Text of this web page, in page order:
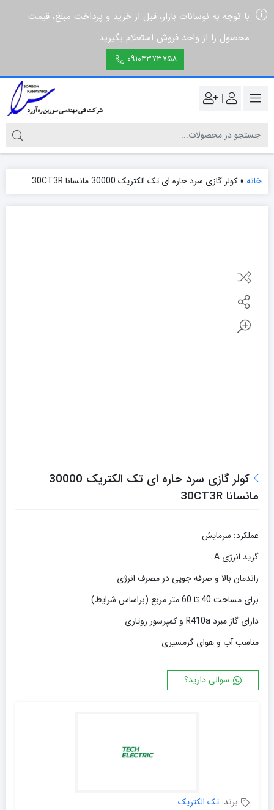
با توجه به نوسانات بازار، قبل از خرید و پرداخت مبلغ، قیمت
محصول را از واحد فروش استعلام بگیرید.
۰۹۱۰۴۳۷۳۷۵۸
|
خانه » کولر گازی سرد حاره ای تک الکتریک 30000 مانسانا 30CT3R
کولر گازی سرد حاره ای تک الکتریک 30000
مانسانا 30CT3R
عملکرد: سرمایش
گرید انرژی A
راندمان بالا و صرفه جویی در مصرف انرژی
برای مساحت 40 تا 60 متر مربع (براساس شرایط)
دارای گاز مبرد R410a و کمپرسور روتاری
مناسب آب و هوای گرمسیری
سوالی دارید؟
برند: تک الکتریک